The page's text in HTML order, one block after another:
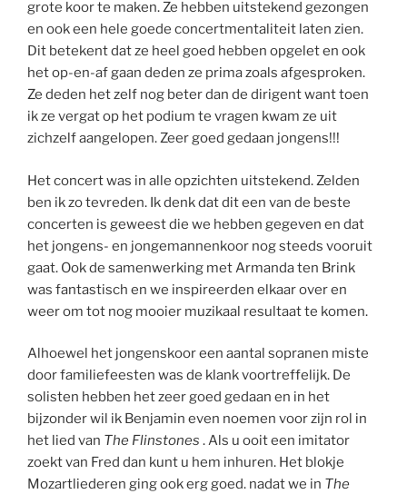
grote koor te maken. Ze hebben uitstekend gezongen
en ook een hele goede concertmentaliteit laten zien.
Dit betekent dat ze heel goed hebben opgelet en ook
het op-en-af gaan deden ze prima zoals afgesproken.
Ze deden het zelf nog beter dan de dirigent want toen
ik ze vergat op het podium te vragen kwam ze uit
zichzelf aangelopen. Zeer goed gedaan jongens!!!
Het concert was in alle opzichten uitstekend. Zelden
ben ik zo tevreden. Ik denk dat dit een van de beste
concerten is geweest die we hebben gegeven en dat
het jongens- en jongemannenkoor nog steeds vooruit
gaat. Ook de samenwerking met Armanda ten Brink
was fantastisch en we inspireerden elkaar over en
weer om tot nog mooier muzikaal resultaat te komen.
Alhoewel het jongenskoor een aantal sopranen miste
door familiefeesten was de klank voortreffelijk. De
solisten hebben het zeer goed gedaan en in het
bijzonder wil ik Benjamin even noemen voor zijn rol in
het lied van The Flinstones . Als u ooit een imitator
zoekt van Fred dan kunt u hem inhuren. Het blokje
Mozartliederen ging ook erg goed. nadat we in The